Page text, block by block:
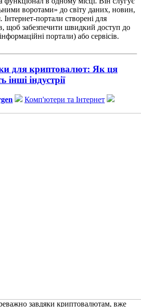
воротами» до світу даних, новин,
Інтернет-портали створені для
щоб забезпечити швидкий доступ до
портали) або сервісів.
для криптовалют: Як ця
інші індустрії
Комп'ютери та Інтернет
завдяки криптовалютам, вже